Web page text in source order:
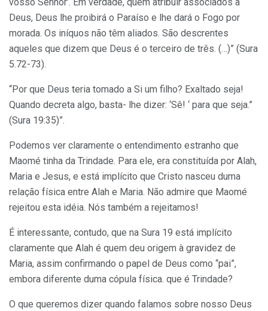
vosso Senhor’. Em verdade, quem atribuir associados a
Deus, Deus lhe proibirá o Paraíso e lhe dará o Fogo por
morada. Os iníquos não têm aliados. São descrentes
aqueles que dizem que Deus é o terceiro de três. (…)” (Sura
5.72-73).
“Por que Deus teria tomado a Si um filho? Exaltado seja!
Quando decreta algo, basta- lhe dizer: ‘Sê! ‘ para que seja.”
(Sura 19:35)”.
Podemos ver claramente o entendimento estranho que
Maomé tinha da Trindade. Para ele, era constituída por Alah,
Maria e Jesus, e está implícito que Cristo nasceu duma
relação física entre Alah e Maria. Não admire que Maomé
rejeitou esta idéia. Nós também a rejeitamos!
É interessante, contudo, que na Sura 19 está implícito
claramente que Alah é quem deu origem à gravidez de
Maria, assim confirmando o papel de Deus como “pai”,
embora diferente duma cópula física. que é Trindade?
O que queremos dizer quando falamos sobre nosso Deus